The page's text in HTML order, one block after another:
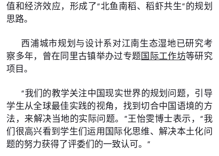
值和经济效应，形成了“北鱼南稻、稻虾共生”的规划
思路。
西浦城市规划与设计系对江南生态湿地已研究考
察多年，曾在同里古镇举办过专题国际工作坊等研究
项目。
“我们的教学关注中国现实世界的规划问题，引导
学生从全球最佳实践的视角，找到切合中国语境的方
法，来解决当地的实际问题。”王怡雯博士表示，“我
们很高兴看到学生们运用国际化思维、解决本土化问
题的努力获得了评委们的一致认可。”